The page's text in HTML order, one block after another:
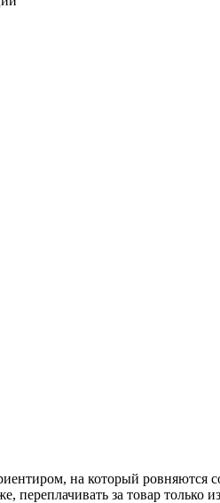
на который ровняются
за товар только